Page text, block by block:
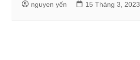
nguyen yến 15 Tháng 3, 2023